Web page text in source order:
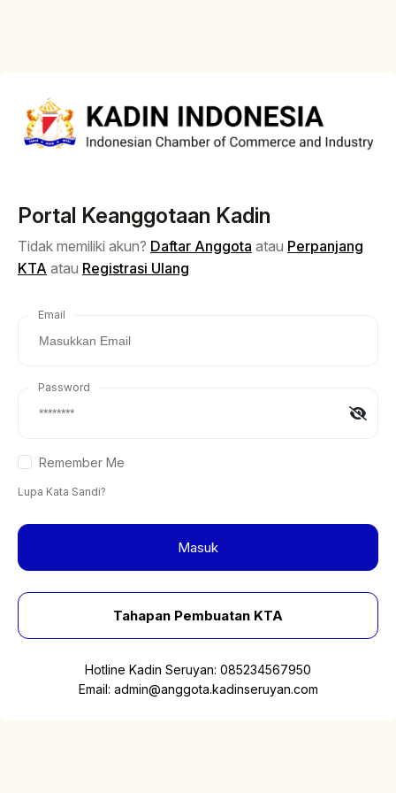
Portal Keanggotaan Kadin
Tidak memiliki akun? Daftar Anggota atau Perpanjang
KTA atau Registrasi Ulang
Email
Password
Remember Me
Lupa Kata Sandi?
Masuk
Tahapan Pembuatan KTA
Hotline Kadin Seruyan: 085234567950
Email: admin@anggota.kadinseruyan.com